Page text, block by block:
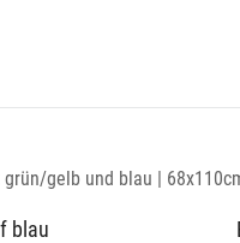
gelb und blau |
blau